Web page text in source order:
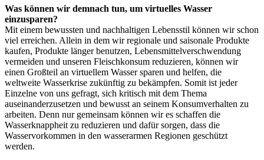
Was können wir demnach tun, um virtuelles Wasser
einzusparen?
Mit einem bewussten und nachhaltigen Lebensstil können wir schon
viel erreichen. Allein in dem wir regionale und saisonale Produkte
kaufen, Produkte länger benutzen, Lebensmittelverschwendung
vermeiden und unseren Fleischkonsum reduzieren, können wir
einen Großteil an virtuellem Wasser sparen und helfen, die
weltweite Wasserkrise zukünftig zu bekämpfen. Somit ist jeder
Einzelne von uns gefragt, sich kritisch mit dem Thema
auseinanderzusetzen und bewusst an seinem Konsumverhalten zu
arbeiten. Denn nur gemeinsam können wir es schaffen die
Wasserknappheit zu reduzieren und dafür sorgen, dass die
Wasservorkommen in den wasserarmen Regionen geschützt
werden.